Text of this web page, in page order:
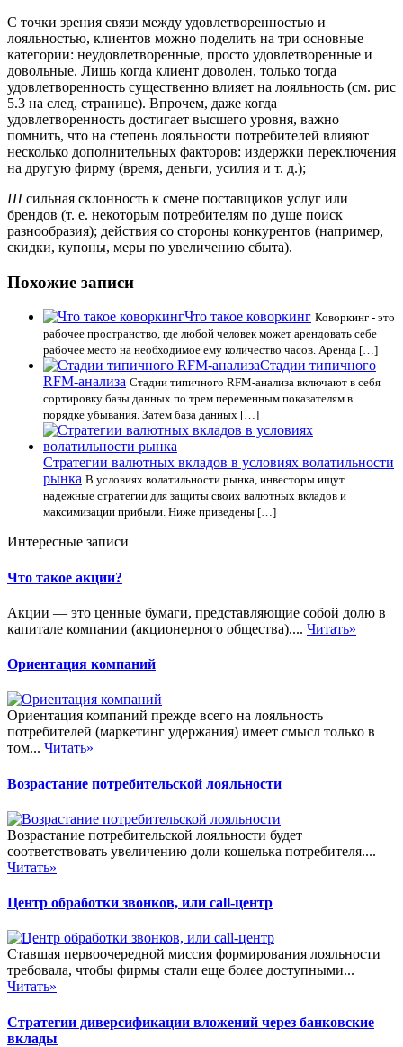
С точки зрения связи между удовлетворенностью и
лояльностью, клиентов можно поделить на три основные
категории: неудовлетворенные, просто удовлетворенные и
довольные. Лишь когда клиент доволен, только тогда
удовлетворенность существенно влияет на лояльность (см. рис
5.3 на след, странице). Впрочем, даже когда
удовлетворенность достигает высшего уровня, важно
помнить, что на степень лояльности потребителей влияют
несколько дополнительных факторов: издержки переключения
на другую фирму (время, деньги, усилия и т. д.);
Шсильная склонность к смене поставщиков услуг или
брендов (т. е. некоторым потребителям по душе поиск
разнообразия); действия со стороны конкурентов (например,
скидки, купоны, меры по увеличению сбыта).
Похожие записи
Что такое коворкинг Коворкинг - это
рабочее пространство, где любой человек может арендовать себе
рабочее место на необходимое ему количество часов. Аренда […]
Стадии типичного
RFM-анализа Стадии типичного RFM-анализа включают в себя
сортировку базы данных по трем переменным показателям в
порядке убывания. Затем база данных […]
Стратегии валютных вкладов в условиях волатильности
рынка В условиях волатильности рынка, инвесторы ищут
надежные стратегии для защиты своих валютных вкладов и
максимизации прибыли. Ниже приведены […]
Интересные записи
Что такое акции?
Акции — это ценные бумаги, представляющие собой долю в
капитале компании (акционерного общества).... Читать»
Ориентация компаний
Ориентация компаний прежде всего на лояльность
потребителей (маркетинг удержания) имеет смысл только в
том... Читать»
Возрастание потребительской лояльности
Возрастание потребительской лояльности будет
соответствовать увеличению доли кошелька потребителя....
Читать»
Центр обработки звонков, или call-центр
Ставшая первоочередной миссия формирования лояльности
требовала, чтобы фирмы стали еще более доступными...
Читать»
Стратегии диверсификации вложений через банковские
вклады